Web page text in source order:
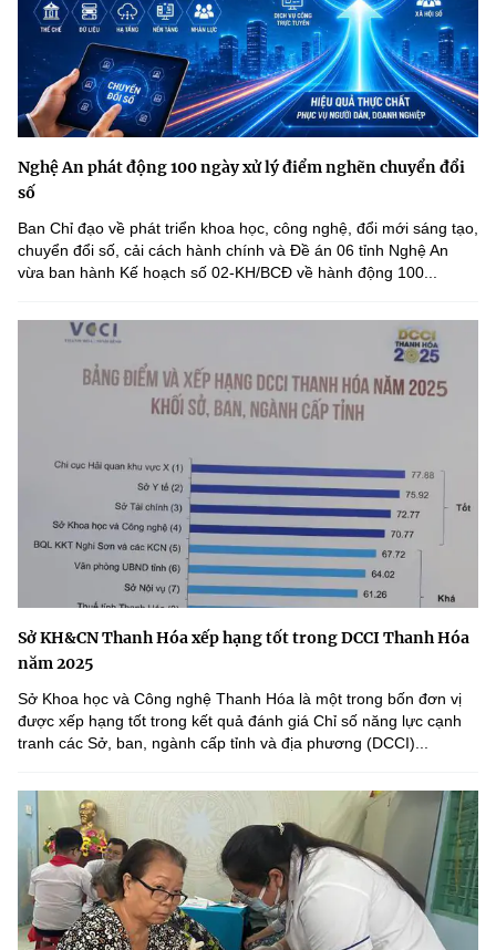
Nghệ An phát động 100 ngày xử lý điểm nghẽn chuyển đổi
số
Ban Chỉ đạo về phát triển khoa học, công nghệ, đổi mới sáng tạo,
chuyển đổi số, cải cách hành chính và Đề án 06 tỉnh Nghệ An
vừa ban hành Kế hoạch số 02-KH/BCĐ về hành động 100...
Sở KH&CN Thanh Hóa xếp hạng tốt trong DCCI Thanh Hóa
năm 2025
Sở Khoa học và Công nghệ Thanh Hóa là một trong bốn đơn vị
được xếp hạng tốt trong kết quả đánh giá Chỉ số năng lực cạnh
tranh các Sở, ban, ngành cấp tỉnh và địa phương (DCCI)...